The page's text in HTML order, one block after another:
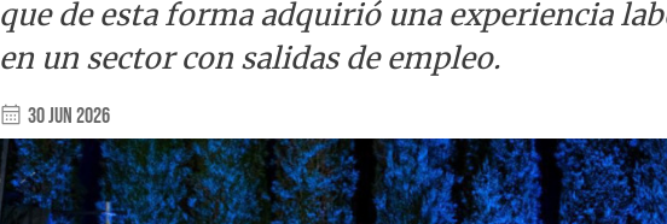
que de esta forma adquirió una experiencia
en un sector con salidas de empleo.
30 Jun 2026